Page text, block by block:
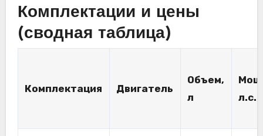
Комплектации и цены
(сводная таблица)
Комплектация Двигатель
Объем,
л
л.с.